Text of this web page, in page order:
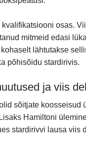
osas.
mitmeid edasi
lähtutakse
põhisõidu stardirivis.
ja viis
sõitjate koosseisud
Hamiltoni
stardirivvi lausa viis